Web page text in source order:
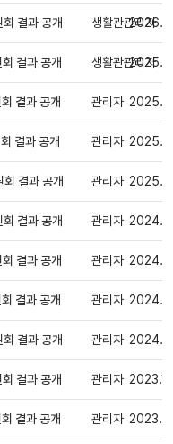
결과 공개 생활관관리자
결과 공개 생활관관리자
결과 공개 관리자
결과 공개 관리자
결과 공개 관리자
결과 공개 관리자
결과 공개 관리자
결과 공개 관리자
결과 공개 관리자
결과 공개 관리자
결과 공개 관리자